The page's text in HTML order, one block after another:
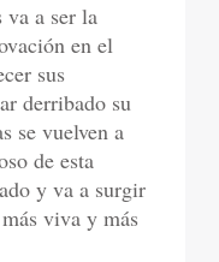
va a ser la
en el
sus
derribado su
se vuelven a
de esta
y va a surgir
viva y más